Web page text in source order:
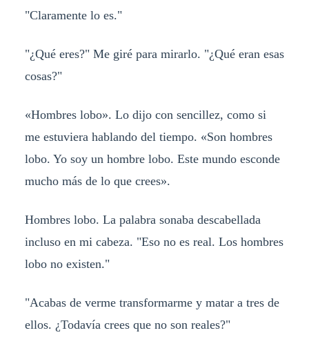
"Claramente lo es."
"¿Qué eres?" Me giré para mirarlo. "¿Qué eran esas
cosas?"
«Hombres lobo». Lo dijo con sencillez, como si
me estuviera hablando del tiempo. «Son hombres
lobo. Yo soy un hombre lobo. Este mundo esconde
mucho más de lo que crees».
Hombres lobo. La palabra sonaba descabellada
incluso en mi cabeza. "Eso no es real. Los hombres
lobo no existen."
"Acabas de verme transformarme y matar a tres de
ellos. ¿Todavía crees que no son reales?"